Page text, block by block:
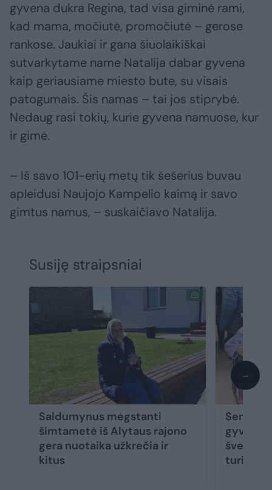
gyvena dukra Regina, tad visa giminė rami,
kad mama, močiutė, promočiutė – gerose
rankose. Jaukiai ir gana šiuolaikiškai
sutvarkytame name Natalija dabar gyvena
kaip geriausiame miesto bute, su visais
patogumais. Šis namas – tai jos stiprybė.
Nedaug rasi tokių, kurie gyvena namuose, kur
ir gimė.
– Iš savo 101-erių metų tik šešerius buvau
apleidusi Naujojo Kampelio kaimą ir savo
gimtus namus, – suskaičiavo Natalija.
Susiję straipsniai
Saldumynus mėgstanti
šimtametė iš Alytaus rajono
gera nuotaika užkrečia ir
kitus
šventę:
turi
→